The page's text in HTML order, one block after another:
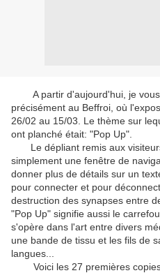
A partir d'aujourd'hui, je vous
précisément au Beffroi, où
26/02 au 15/03. Le thème sur
ont planché était: "Pop Up".
Le dépliant remis aux
simplement une fenêtre de
donner plus de détails sur un
pour connecter et pour
destruction des synapses entre
"Pop Up" signifie aussi le
s'opère dans l'art entre divers
une bande de tissu et les fils de
langues...
Voici les 27 premières copies